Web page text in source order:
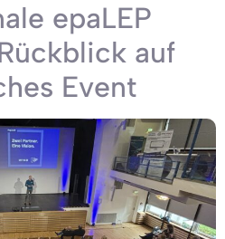
epaLEP
auf
Event